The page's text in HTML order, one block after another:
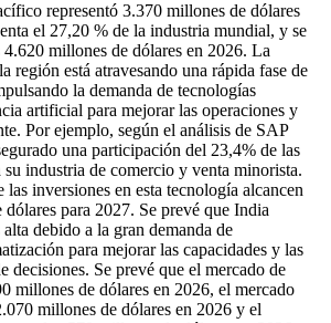
representó 3.370 millones de dólares
el 27,20 % de la industria mundial, y se
4.620 millones de dólares en 2026. La
región está atravesando una rápida fase de
la demanda de tecnologías
artificial para mejorar las operaciones y
Por ejemplo, según el análisis de SAP
una participación del 23,4% de las
industria de comercio y venta minorista.
las inversiones en esta tecnología alcancen
para 2027. Se prevé que India
debido a la gran demanda de
para mejorar las capacidades y las
decisiones. Se prevé que el mercado de
millones de dólares en 2026, el mercado
millones de dólares en 2026 y el